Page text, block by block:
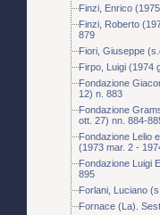
Finzi, Enrico
Finzi, Roberto
879
Fiori, Giuseppe
Firpo, Luigi (1974
Fondazione
12) n. 883
Fondazione
ott. 27) nn. 884-
Fondazione Lelio
(1973 mar. 2 -
Fondazione Luigi
895
Forlani, Luciano
Fornace (La).